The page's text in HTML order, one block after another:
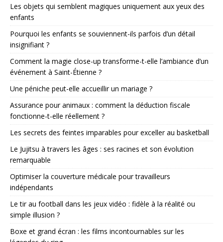
Les objets qui semblent magiques uniquement aux yeux des
enfants
Pourquoi les enfants se souviennent-ils parfois d’un détail
insignifiant ?
Comment la magie close-up transforme-t-elle l’ambiance d’un
événement à Saint-Étienne ?
Une péniche peut-elle accueillir un mariage ?
Assurance pour animaux : comment la déduction fiscale
fonctionne-t-elle réellement ?
Les secrets des feintes imparables pour exceller au basketball
Le Jujitsu à travers les âges : ses racines et son évolution
remarquable
Optimiser la couverture médicale pour travailleurs
indépendants
Le tir au football dans les jeux vidéo : fidèle à la réalité ou
simple illusion ?
Boxe et grand écran : les films incontournables sur les